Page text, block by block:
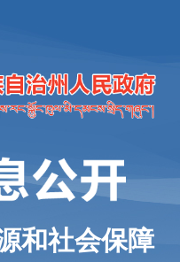
和社会保障